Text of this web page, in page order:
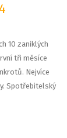
10 zaniklých
tři měsíce
Nejvíce
Spotřebitelský